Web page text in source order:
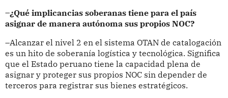
–¿Qué implicancias soberanas tiene para el país
asignar de manera autónoma sus propios NOC?
–Alcanzar el nivel 2 en el sistema OTAN de catalogación
es un hito de soberanía logística y tecnológica. Significa
que el Estado peruano tiene la capacidad plena de
asignar y proteger sus propios NOC sin depender de
terceros para registrar sus bienes estratégicos.